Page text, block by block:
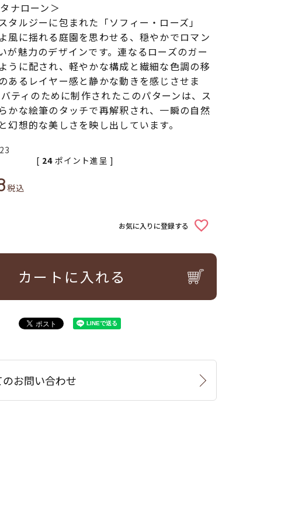
ナローン＞
タルジーに包まれた「ソフィー・ローズ」
風に揺れる庭園を思わせる、穏やかでロマン
が魅力のデザインです。連なるローズのガー
うに配され、軽やかな構成と繊細な色調の移
あるレイヤー感と静かな動きを感じさせま
ティのために制作されたこのパターンは、ス
かな絵筆のタッチで再解釈され、一瞬の自然
幻想的な美しさを映し出しています。
税込
[ 24 ポイント進呈 ]
お気に入りに登録する
カートに入れる
お問い合わせ